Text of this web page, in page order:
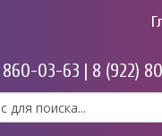
860-03-63 | 8 (922)